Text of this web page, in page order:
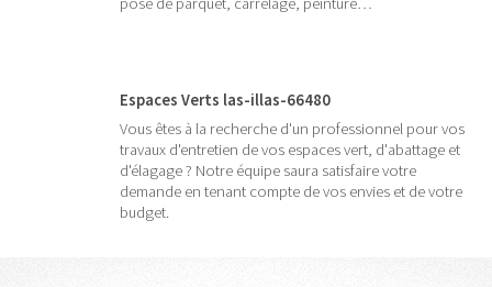
Espaces Verts las-illas-66480
Vous êtes à la recherche d'un professionnel pour vos
travaux d'entretien de vos espaces vert, d'abattage et
d'élagage ? Notre équipe saura satisfaire votre
demande en tenant compte de vos envies et de votre
budget.